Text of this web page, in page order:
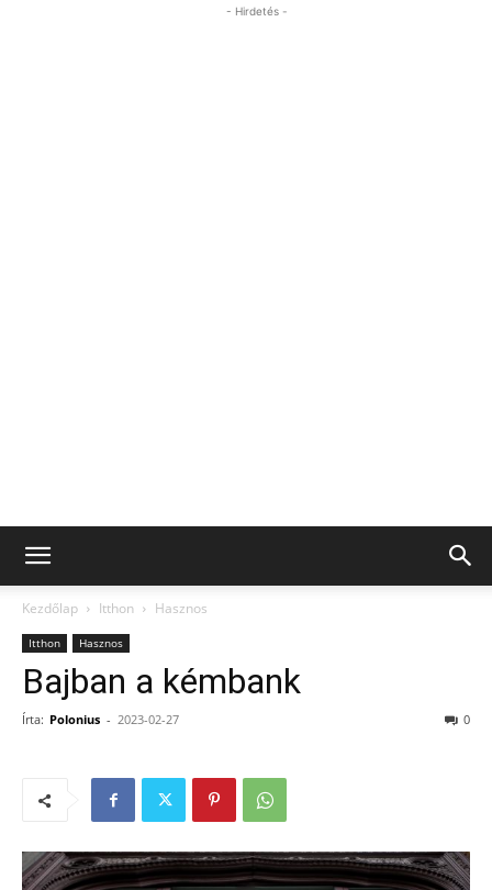
- Hirdetés -
Kezdőlap Itthon Hasznos
Itthon Hasznos
Bajban a kémbank
Írta: Polonius - 2023-02-27 0